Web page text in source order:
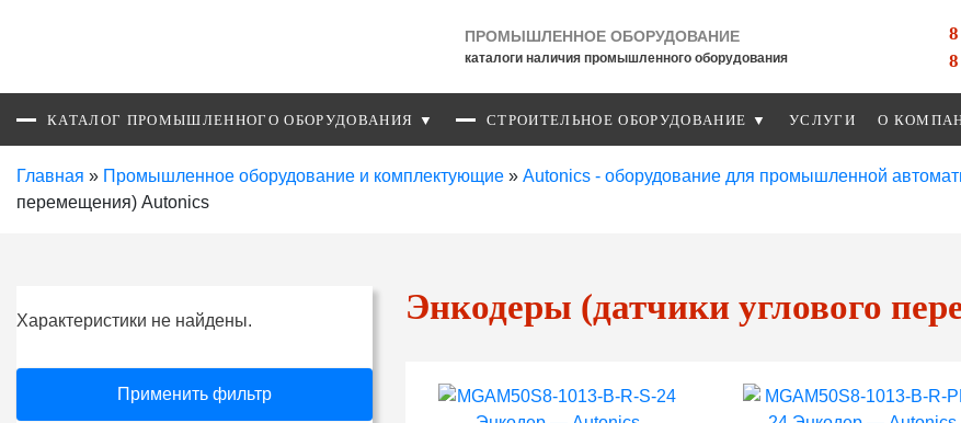
ПРОМЫШЛЕННОЕ ОБОРУДОВАНИЕ
каталоги наличия промышленного оборудования
КАТАЛОГ ПРОМЫШЛЕННОГО ОБОРУДОВАНИЯ ▼ СТРОИТЕЛЬНОЕ ОБОРУДОВАНИЕ ▼ УСЛУГИ О
Главная » Промышленное оборудование и комплектующие » Autonics - оборудование для промышленной
перемещения) Autonics
Характеристики не найдены.
Применить фильтр
Энкодеры (датчики углового